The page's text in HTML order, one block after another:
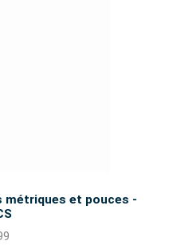
et pouces -